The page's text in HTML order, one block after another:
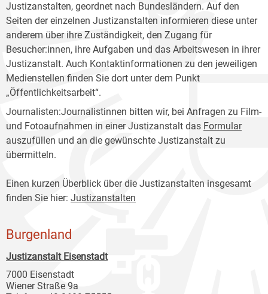
Justizanstalten, geordnet nach Bundesländern. Auf den
Seiten der einzelnen Justizanstalten informieren diese unter
anderem über ihre Zuständigkeit, den Zugang für
Besucher:innen, ihre Aufgaben und das Arbeitswesen in ihrer
Justizanstalt. Auch Kontaktinformationen zu den jeweiligen
Medienstellen finden Sie dort unter dem Punkt
„Öffentlichkeitsarbeit“.
Journalisten:Journalistinnen bitten wir, bei Anfragen zu Film-
und Fotoaufnahmen in einer Justizanstalt das Formular
auszufüllen und an die gewünschte Justizanstalt zu
übermitteln.
Einen kurzen Überblick über die Justizanstalten insgesamt
finden Sie hier: Justizanstalten
Burgenland
Justizanstalt Eisenstadt
7000 Eisenstadt
Wiener Straße 9a